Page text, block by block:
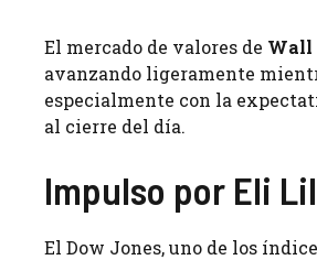
El mercado de valores de Wall
avanzando ligeramente
especialmente con la
al cierre del día.
Impulso por Eli
El Dow Jones, uno de los